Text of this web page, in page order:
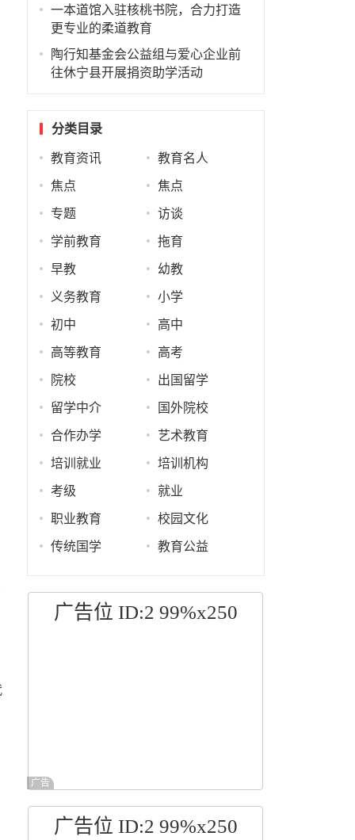
一本道馆入驻核桃书院，合力打造
更专业的柔道教育
陶行知基金会公益组与爱心企业前
往休宁县开展捐资助学活动
分类目录
教育资讯 教育名人
焦点 焦点
专题 访谈
学前教育 拖育
早教 幼教
义务教育 小学
初中 高中
高等教育 高考
院校 出国留学
留学中介 国外院校
合作办学 艺术教育
培训就业 培训机构
考级 就业
职业教育 校园文化
传统国学 教育公益
广告位 ID:2 99%x250
广告
广告位 ID:2 99%x250